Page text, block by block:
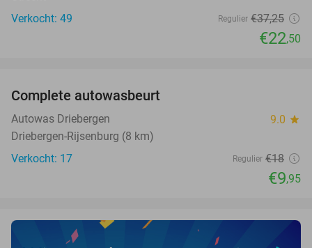
Verkocht: 49
Regulier €37,25
€22,50
NEW
TODAY
Complete autowasbeurt
Autowas Driebergen 9.0 star
Driebergen-Rijsenburg (8 km)
Verkocht: 17
Regulier €18
€9,95